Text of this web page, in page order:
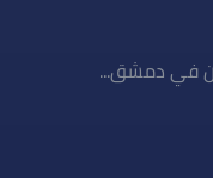
في دمشق...